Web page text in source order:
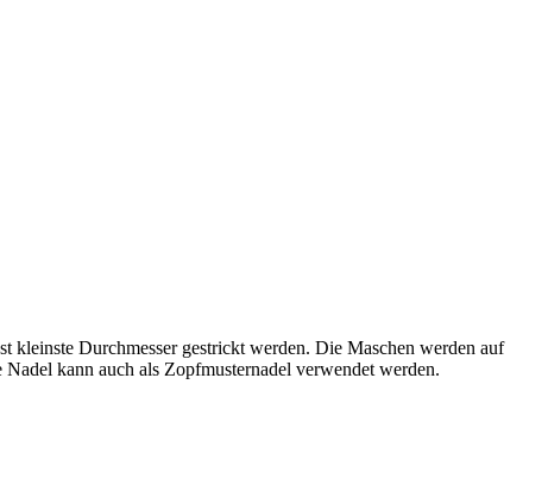
kleinste Durchmesser gestrickt werden. Die Maschen werden auf
kann auch als Zopfmusternadel verwendet werden.